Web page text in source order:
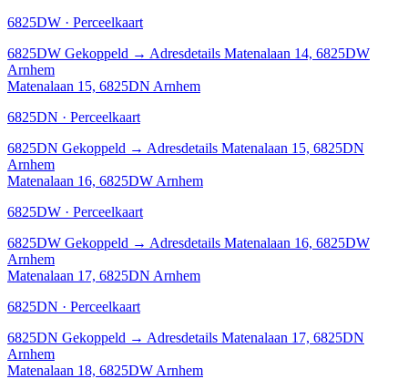
6825DW · Perceelkaart
6825DW Gekoppeld → Adresdetails Matenalaan 14, 6825DW
Arnhem
Matenalaan 15, 6825DN Arnhem
6825DN · Perceelkaart
6825DN Gekoppeld → Adresdetails Matenalaan 15, 6825DN
Arnhem
Matenalaan 16, 6825DW Arnhem
6825DW · Perceelkaart
6825DW Gekoppeld → Adresdetails Matenalaan 16, 6825DW
Arnhem
Matenalaan 17, 6825DN Arnhem
6825DN · Perceelkaart
6825DN Gekoppeld → Adresdetails Matenalaan 17, 6825DN
Arnhem
Matenalaan 18, 6825DW Arnhem